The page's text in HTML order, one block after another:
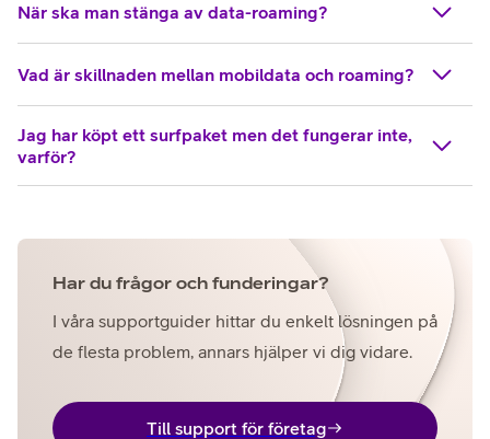
När ska man stänga av data-roaming?
Vad är skillnaden mellan mobildata och roaming?
Jag har köpt ett surfpaket men det fungerar inte,
varför?
Har du frågor och funderingar?
I våra supportguider hittar du enkelt lösningen på
de flesta problem, annars hjälper vi dig vidare.
Till support för företag